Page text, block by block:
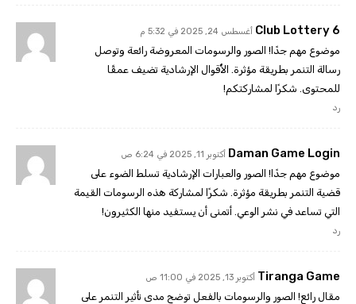
6 Club Lottery أغسطس 24, 2025 في 5:32 م
موضوع مهم جدًا! الصور والرسومات المعروضة رائعة وتوصل
رسالة التنمر بطريقة مؤثرة. الأٌقوال الإرشادية تضيف عمقًا
للمحتوى. شكرًا لمشاركتكم!
رد
Daman Game Login أكتوبر 11, 2025 في 6:24 ص
موضوع مهم جدًا! الصور والعبارات الإرشادية تسلط الضوء على
قضية التنمر بطريقة مؤثرة. شكرًا لمشاركة هذه الرسومات القيمة
التي تساعد في نشر الوعي. أتمنى أن يستفيد منها الكثيرون!
رد
Tiranga Game أكتوبر 13, 2025 في 11:00 ص
مقال رائع! الصور والرسومات بالفعل توضح مدى تأثير التنمر على